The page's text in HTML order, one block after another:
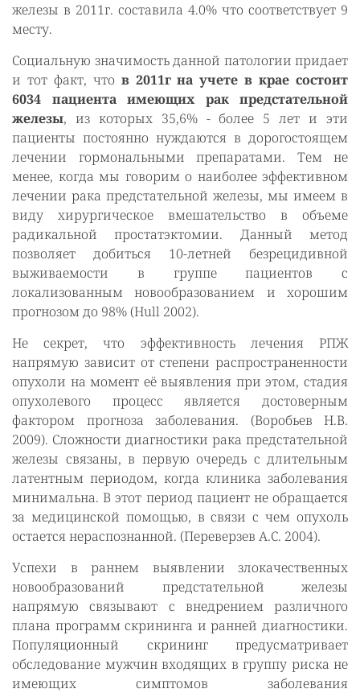
железы в 2011г. составила 4.0% что соответствует 9
месту.
Социальную значимость данной патологии придает
и тот факт, что в 2011г на учете в крае состоит
6034 пациента имеющих рак предстательной
железы, из которых 35,6% - более 5 лет и эти
пациенты постоянно нуждаются в дорогостоящем
лечении гормональными препаратами. Тем не
менее, когда мы говорим о наиболее эффективном
лечении рака предстательной железы, мы имеем в
виду хирургическое вмешательство в объеме
радикальной простатэктомии. Данный метод
позволяет добиться 10-летней безрецидивной
выживаемости в группе пациентов с
локализованным новообразованием и хорошим
прогнозом до 98% (Hull 2002).
Не секрет, что эффективность лечения РПЖ
напрямую зависит от степени распространенности
опухоли на момент её выявления при этом, стадия
опухолевого процесс является достоверным
фактором прогноза заболевания. (Воробьев Н.В.
2009). Сложности диагностики рака предстательной
железы связаны, в первую очередь с длительным
латентным периодом, когда клиника заболевания
минимальна. В этот период пациент не обращается
за медицинской помощью, в связи с чем опухоль
остается нераспознанной. (Переверзев А.С. 2004).
Успехи в раннем выявлении злокачественных
новообразований предстательной железы
напрямую связывают с внедрением различного
плана программ скрининга и ранней диагностики.
Популяционный скрининг предусматривает
обследование мужчин входящих в группу риска не
имеющих симптомов заболевания